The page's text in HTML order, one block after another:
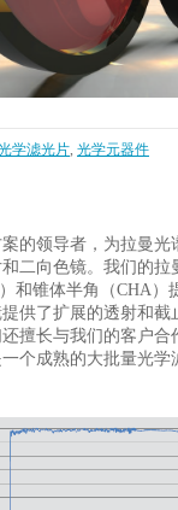
学滤光片, 光学元器件
的领导者，为拉曼光
二向色镜。我们的拉
和锥体半角（CHA）
供了扩展的透射和截
擅长与我们的客户合
个成熟的大批量光学